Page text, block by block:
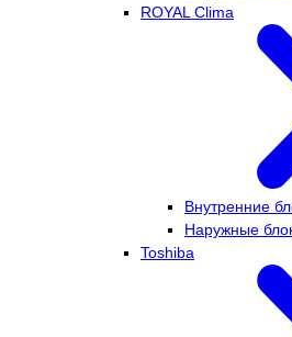
ROYAL Clima
Внутренние
Наружные
Toshiba